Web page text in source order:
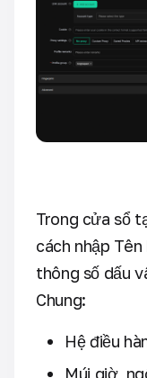
Trong cửa sổ
cách nhập
thông số dấu
Chung:
Hệ điều
Múi giờ,